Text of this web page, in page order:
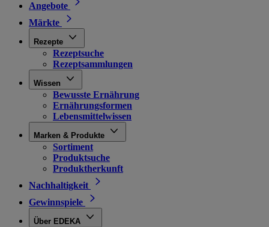
Angebote
Märkte
Rezepte
Rezeptsuche
Rezeptsammlungen
Wissen
Bewusste Ernährung
Ernährungsformen
Lebensmittelwissen
Marken & Produkte
Sortiment
Produktsuche
Produktherkunft
Nachhaltigkeit
Gewinnspiele
Über EDEKA